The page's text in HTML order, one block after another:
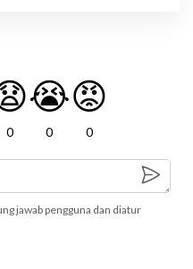
0
😭
0
😡
0
jawab pengguna dan diatur